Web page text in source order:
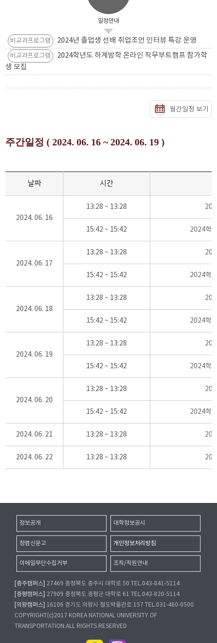
일정안내
비교과프로그램 2024년 졸업생 선배 취업조언 인터뷰 특강 운영
비교과프로그램
2024학년도 하계방학 온라인 직무부트캠프 참가학
생 모집
월간일정 보기
주간일정 ( 2024. 06. 16 ~ 2024. 06. 19 )
날짜 시간
2024. 06. 16
13:28 ~ 13:28
15:42 ~ 15:42 2024학
2024. 06. 17
13:28 ~ 13:28
15:42 ~ 15:42 2024학
2024. 06. 18
13:28 ~ 13:28
15:42 ~ 15:42 2024학
2024. 06. 19
13:28 ~ 13:28
15:42 ~ 15:42 2024학
2024. 06. 20
13:28 ~ 13:28
15:42 ~ 15:42 2024학
2024. 06. 21 13:28 ~ 13:28
2024. 06. 22 13:28 ~ 13:28
정보공개 대학정보공시
청렴신문고 개인정보처리방침
이메일무단수집거부 조직/직원안내
[충주캠퍼스]
27469 충청북도 충주시 대학로 50 TEL.043-841-5114
[증평캠퍼스]
27909 충청북도 증평군 대학로 61 TEL.043-820-5114
[의왕캠퍼스]
16106 경기도 의왕시 철도박물관로 157 TEL.031-460-0500
COPYRIGHT(c)2017 KOREA NATIONAL UNIVERSITY OF
TRANSPORTATION.ALL RIGHTS RESERVED